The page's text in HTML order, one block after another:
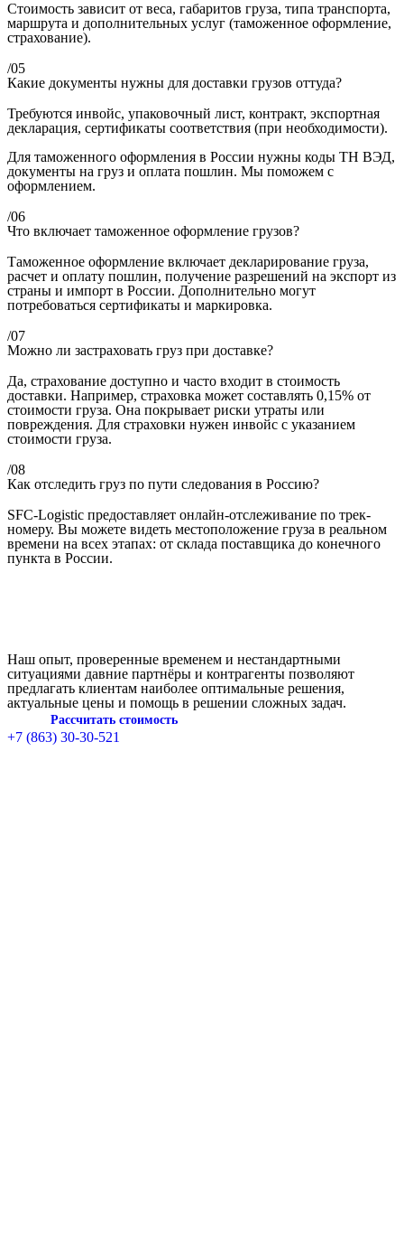
Стоимость зависит от веса, габаритов груза, типа транспорта,
маршрута и дополнительных услуг (таможенное оформление,
страхование).
/05
Какие документы нужны для доставки грузов оттуда?
Требуются инвойс, упаковочный лист, контракт, экспортная
декларация, сертификаты соответствия (при необходимости).
Для таможенного оформления в России нужны коды ТН ВЭД,
документы на груз и оплата пошлин. Мы поможем с
оформлением.
/06
Что включает таможенное оформление грузов?
Таможенное оформление включает декларирование груза,
расчет и оплату пошлин, получение разрешений на экспорт из
страны и импорт в России. Дополнительно могут
потребоваться сертификаты и маркировка.
/07
Можно ли застраховать груз при доставке?
Да, страхование доступно и часто входит в стоимость
доставки. Например, страховка может составлять 0,15% от
стоимости груза. Она покрывает риски утраты или
повреждения. Для страховки нужен инвойс с указанием
стоимости груза.
/08
Как отследить груз по пути следования в Россию?
SFC-Logistic предоставляет онлайн-отслеживание по трек-
номеру. Вы можете видеть местоположение груза в реальном
времени на всех этапах: от склада поставщика до конечного
пункта в России.
Наш опыт, проверенные временем и нестандартными
ситуациями давние партнёры и контрагенты позволяют
предлагать клиентам наиболее оптимальные решения,
актуальные цены и помощь в решении сложных задач.
Рассчитать стоимость
+7 (863) 30-30-521